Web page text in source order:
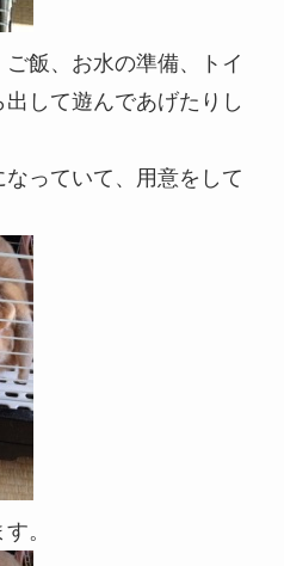
飯、お水の準備、トイ
して遊んであげたりし
っていて、用意をして
。